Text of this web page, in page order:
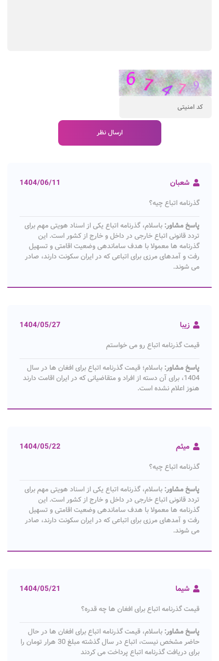
شعبان 1404/06/11
گذرنامه اتباع چیه؟
پاسخ مشاور: باسلام، گذرنامه اتباع یکی از اسناد هویتی مهم برای
تردد قانونی اتباع خارجی در داخل و خارج از کشور است. این
گذرنامه ها معمولا با هدف ساماندهی وضعیت اقامتی و تسهیل
رفت و آمدهای مرزی برای اتباعی که در ایران سکونت دارند، صادر
می شوند.
زیبا 1404/05/27
قیمت گذرنامه اتباع رو می خواستم
پاسخ مشاور: باسلام؛ قیمت گذرنامه اتباع برای افغان ها در سال
1404، برای آن دسته از افراد و متقاضیانی که در ایران اقامت دارند
هنوز اعلام نشده است.
میثم 1404/05/22
گذرنامه اتباع چیه؟
پاسخ مشاور: باسلام، گذرنامه اتباع یکی از اسناد هویتی مهم برای
تردد قانونی اتباع خارجی در داخل و خارج از کشور است. این
گذرنامه ها معمولا با هدف ساماندهی وضعیت اقامتی و تسهیل
رفت و آمدهای مرزی برای اتباعی که در ایران سکونت دارند، صادر
می شوند.
شیما 1404/05/21
قیمت گذرنامه اتباع برای افغان ها چه قدره؟
پاسخ مشاور: باسلام، قیمت گذرنامه اتباع برای افغان ها در حال
حاضر مشخص نیست، اتباع در سال گذشته مبلغ 30 هرار تومان را
برای دریافت گذرنامه اتباع پرداخت می کردند